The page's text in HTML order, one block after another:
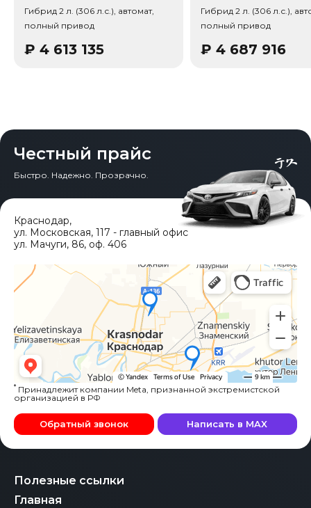
Тип привода: Полный привод (AWD).
Гибрид 2 л. (306 л.с.), автомат,
полный привод
₽ 4 613 135
Гибрид 2 л. (306 л.с.),
полный привод
₽ 4 687 916
Честный прайс
Быстро. Надежно. Прозрачно.
Полезные ссылки
Главная
Краснодар,
ул. Московская, 117 - главный офис
ул. Мачуги, 86, оф. 406
* Принадлежит компании Meta, признанной экстремистской
организацией в РФ
Обратный звонок Написать в MAX